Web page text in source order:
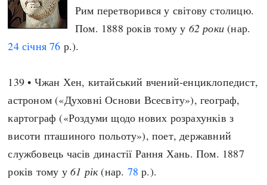
Рим перетворився у світову столицю.
Пом. 1888 років тому у 62 роки (нар.
24 січня 76 р.).
139 • Чжан Хен, китайський вчений-енциклопедист,
астроном («Духовні Основи Всесвіту»), географ,
картограф («Роздуми щодо нових розрахунків з
висоти пташиного польоту»), поет, державний
службовець часів династії Рання Хань. Пом. 1887
років тому у61 рік(нар. 78 р.).